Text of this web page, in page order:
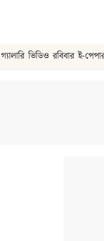
গ্যালারি ভিডিও রবিবার ই-